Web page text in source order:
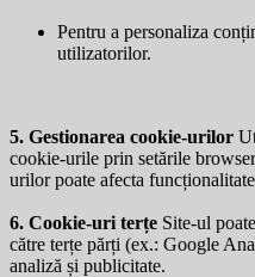
Pentru a personaliza
utilizatorilor.
5. Gestionarea cookie-urilor
cookie-urile prin setările
urilor poate afecta
6. Cookie-uri terțe Site-ul
către terțe părți (ex.: Google
analiză și publicitate.